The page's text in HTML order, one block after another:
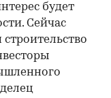
будет
Сейчас